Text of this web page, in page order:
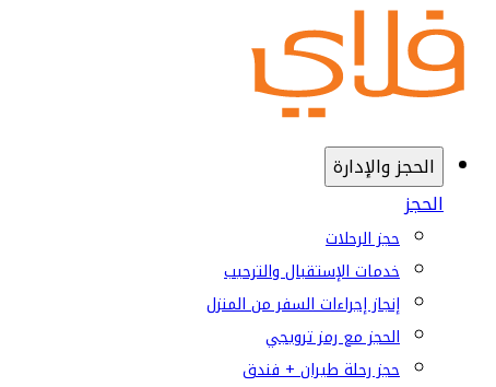
الحجز والإدارة
الحجز
حجز الرحلات
خدمات الإستقبال والترحيب
إنجاز إجراءات السفر من المنزل
الحجز مع رمز ترويجي
حجز رحلة طيران + فندق